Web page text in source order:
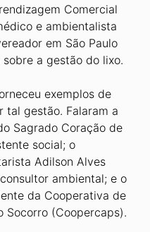
Comercial
e ambientalista
em São Paulo
a gestão do lixo.
exemplos de
tal gestão. Falaram a
Sagrado Coração de
social; o
Adilson Alves
ambiental; e o
da Cooperativa de
Socorro (Coopercaps).